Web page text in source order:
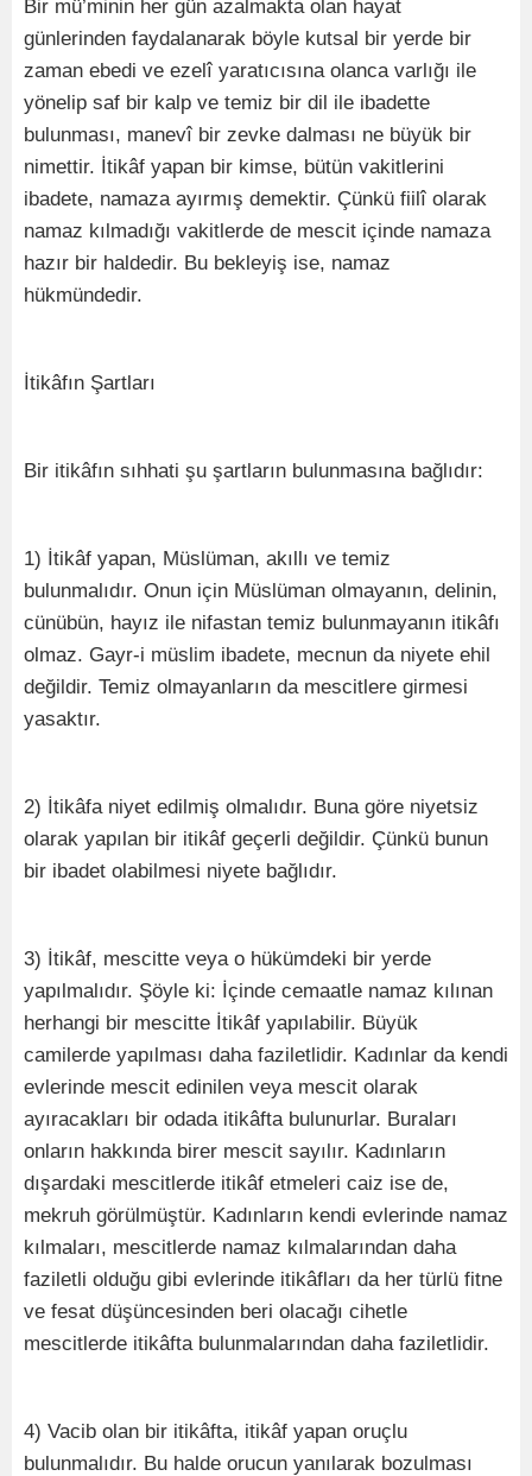
Bir mü’minin her gün azalmakta olan hayat
günlerinden faydalanarak böyle kutsal bir yerde bir
zaman ebedi ve ezelî yaratıcısına olanca varlığı ile
yönelip saf bir kalp ve temiz bir dil ile ibadette
bulunması, manevî bir zevke dalması ne büyük bir
nimettir. İtikâf yapan bir kimse, bütün vakitlerini
ibadete, namaza ayırmış demektir. Çünkü fiilî olarak
namaz kılmadığı vakitlerde de mescit içinde namaza
hazır bir haldedir. Bu bekleyiş ise, namaz
hükmündedir.
İtikâfın Şartları
Bir itikâfın sıhhati şu şartların bulunmasına bağlıdır:
1) İtikâf yapan, Müslüman, akıllı ve temiz
bulunmalıdır. Onun için Müslüman olmayanın, delinin,
cünübün, hayız ile nifastan temiz bulunmayanın itikâfı
olmaz. Gayr-i müslim ibadete, mecnun da niyete ehil
değildir. Temiz olmayanların da mescitlere girmesi
yasaktır.
2) İtikâfa niyet edilmiş olmalıdır. Buna göre niyetsiz
olarak yapılan bir itikâf geçerli değildir. Çünkü bunun
bir ibadet olabilmesi niyete bağlıdır.
3) İtikâf, mescitte veya o hükümdeki bir yerde
yapılmalıdır. Şöyle ki: İçinde cemaatle namaz kılınan
herhangi bir mescitte İtikâf yapılabilir. Büyük
camilerde yapılması daha faziletlidir. Kadınlar da kendi
evlerinde mescit edinilen veya mescit olarak
ayıracakları bir odada itikâfta bulunurlar. Buraları
onların hakkında birer mescit sayılır. Kadınların
dışardaki mescitlerde itikâf etmeleri caiz ise de,
mekruh görülmüştür. Kadınların kendi evlerinde namaz
kılmaları, mescitlerde namaz kılmalarından daha
faziletli olduğu gibi evlerinde itikâfları da her türlü fitne
ve fesat düşüncesinden beri olacağı cihetle
mescitlerde itikâfta bulunmalarından daha faziletlidir.
4) Vacib olan bir itikâfta, itikâf yapan oruçlu
bulunmalıdır. Bu halde orucun yanılarak bozulması